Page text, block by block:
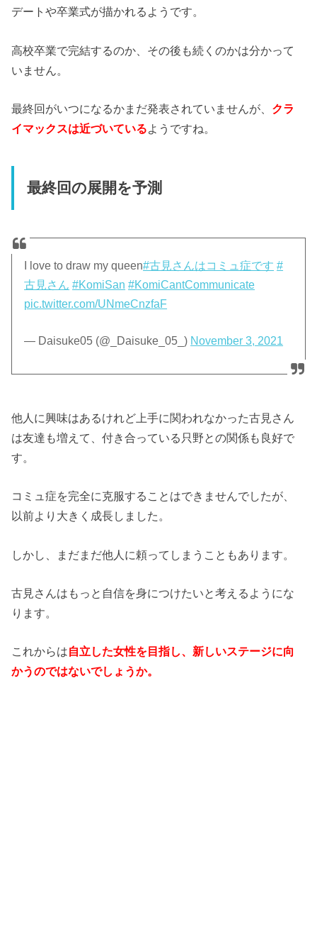
デートや卒業式が描かれるようです。
高校卒業で完結するのか、その後も続くのかは分かって
いません。
最終回がいつになるかまだ発表されていませんが、 クラ
イマックスは近づいているようですね。
最終回の展開を予測
I love to draw my queen#古見さんはコミュ症です #
古見さん #KomiSan #KomiCantCommunicate
pic.twitter.com/UNmeCnzfaF
— Daisuke05 (@_Daisuke_05_) November 3, 2021
他人に興味はあるけれど上手に関われなかった古見さん
は友達も増えて、付き合っている只野との関係も良好で
す。
コミュ症を完全に克服することはできませんでしたが、
以前より大きく成長しました。
しかし、まだまだ他人に頼ってしまうこともあります。
古見さんはもっと自信を身につけたいと考えるようにな
ります。
これからは自立した女性を目指し、新しいステージに向
かうのではないでしょうか。